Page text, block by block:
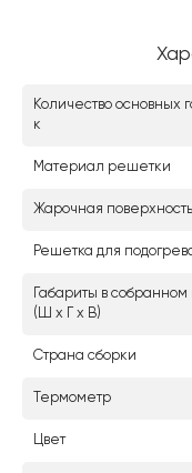
Количество основных
к
Материал решетки
Жарочная поверхность
Решетка для
Габариты в собранном
(Ш х Г х В)
Страна сборки
Термометр
Цвет